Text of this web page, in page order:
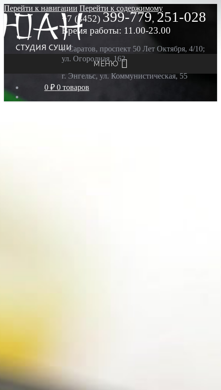
Перейти к навигации Перейти к содержимому
МЕНЮ
0 ₽ 0 товаров
+7 (8452) 399-779, 251-028
Время работы: 11.00-23.00
г. Саратов, проспект 50 Лет Октября, 4/10;
ул. Огородная, 162
г. Энгельс, ул. Коммунистическая, 55